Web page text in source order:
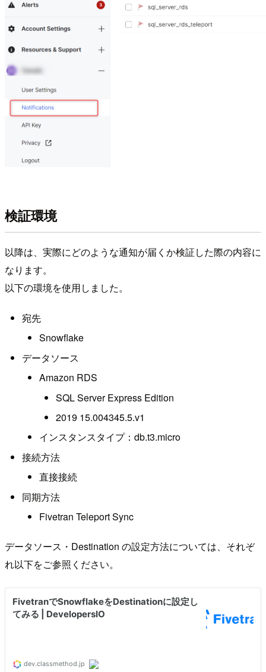
検証環境
以降は、実際にどのような通知が届くか検証した際の内容に
なります。
以下の環境を使用しました。
宛先
Snowflake
データソース
Amazon RDS
SQL Server Express Edition
2019 15.004345.5.v1
インスタンスタイプ：db.t3.micro
接続方法
直接接続
同期方法
Fivetran Teleport Sync
データソース・Destination の設定方法については、それぞ
れ以下をご参照ください。